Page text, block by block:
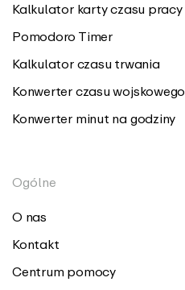
Kalkulator karty czasu pracy
Pomodoro Timer
Kalkulator czasu trwania
Konwerter czasu wojskowego
Konwerter minut na godziny
Ogólne
O nas
Kontakt
Centrum pomocy